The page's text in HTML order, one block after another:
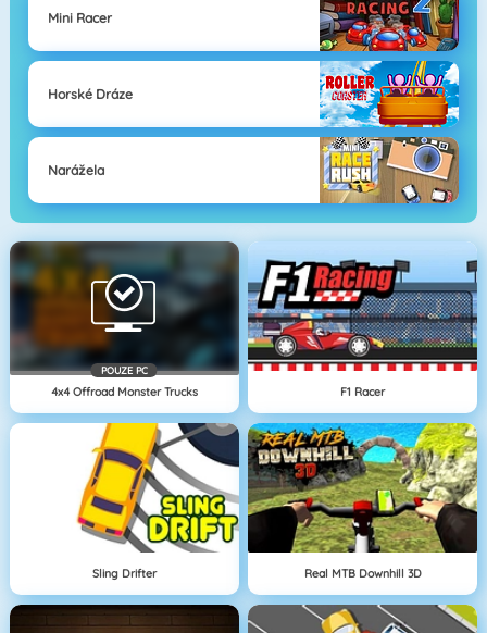
Mini Racer
Horské Dráze
Narážela
POUZE PC
4x4 Offroad Monster Trucks F1 Racer
Sling Drifter Real MTB Downhill 3D